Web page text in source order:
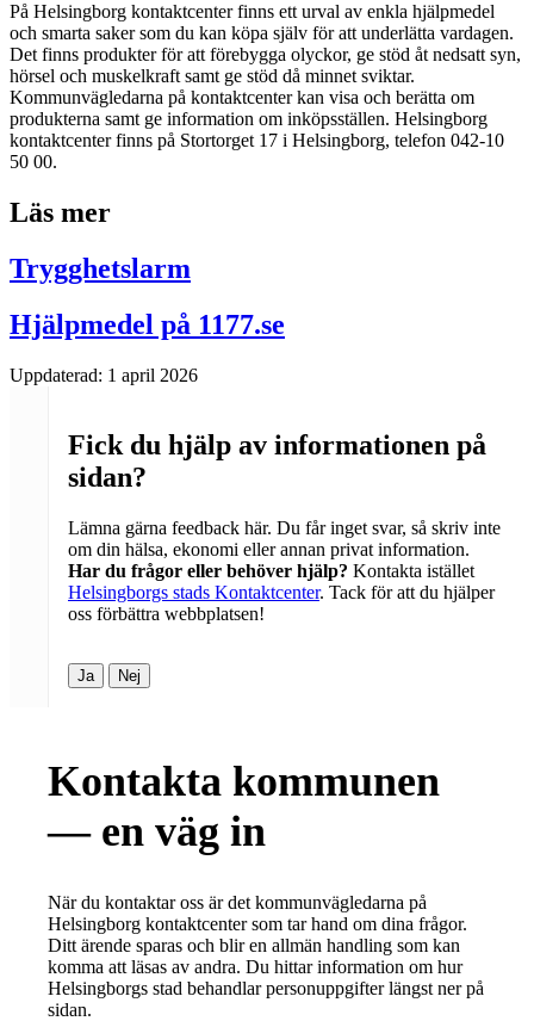
På Helsingborg kontaktcenter finns ett urval av enkla hjälpmedel
och smarta saker som du kan köpa själv för att underlätta vardagen.
Det finns produkter för att förebygga olyckor, ge stöd åt nedsatt syn,
hörsel och muskelkraft samt ge stöd då minnet sviktar.
Kommunvägledarna på kontaktcenter kan visa och berätta om
produkterna samt ge information om inköpsställen. Helsingborg
kontaktcenter finns på Stortorget 17 i Helsingborg, telefon 042-10
50 00.
Läs mer
Trygghetslarm
Hjälpmedel på 1177.se
Uppdaterad: 1 april 2026
Fick du hjälp av informationen på
sidan?
Lämna gärna feedback här. Du får inget svar, så skriv inte
om din hälsa, ekonomi eller annan privat information.
Har du frågor eller behöver hjälp? Kontakta istället
Helsingborgs stads Kontaktcenter. Tack för att du hjälper
oss förbättra webbplatsen!
Ja Nej
Kontakta kommunen
— en väg in
När du kontaktar oss är det kommunvägledarna på
Helsingborg kontaktcenter som tar hand om dina frågor.
Ditt ärende sparas och blir en allmän handling som kan
komma att läsas av andra. Du hittar information om hur
Helsingborgs stad behandlar personuppgifter längst ner på
sidan.